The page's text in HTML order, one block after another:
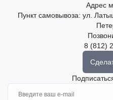
Адрес
Пункт самовывоза: ул.
8 (812)